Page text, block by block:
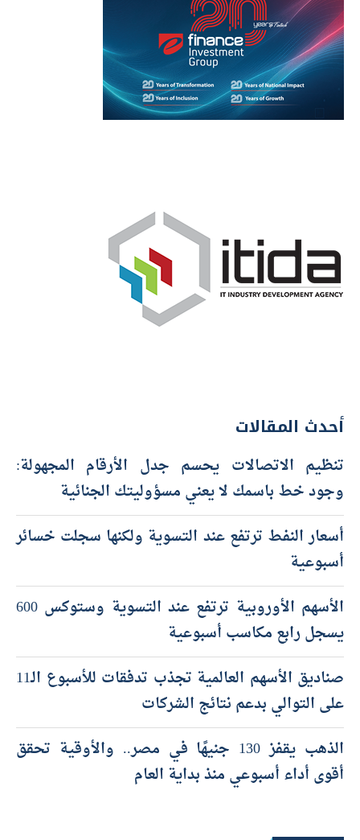
أحدث المقالات
تنظيم الاتصالات يحسم جدل الأرقام المجهولة:
وجود خط باسمك لا يعني مسؤوليتك الجنائية
أسعار النفط ترتفع عند التسوية ولكنها سجلت خسائر
أسبوعية
الأسهم الأوروبية ترتفع عند التسوية وستوكس 600
يسجل رابع مكاسب أسبوعية
صناديق الأسهم العالمية تجذب تدفقات للأسبوع الـ11
على التوالي بدعم نتائج الشركات
الذهب يقفز 130 جنيهًا في مصر.. والأوقية تحقق
أقوى أداء أسبوعي منذ بداية العام